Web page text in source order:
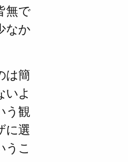
無で
なか
は簡
いよ
う観
に選
うこ